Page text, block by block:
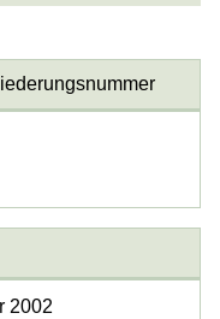
2002